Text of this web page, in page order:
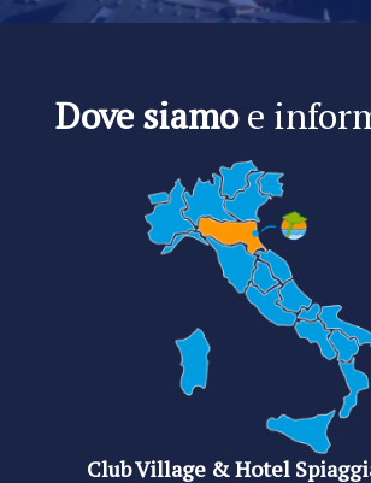
Dove siamoe
Club Village & Hotel